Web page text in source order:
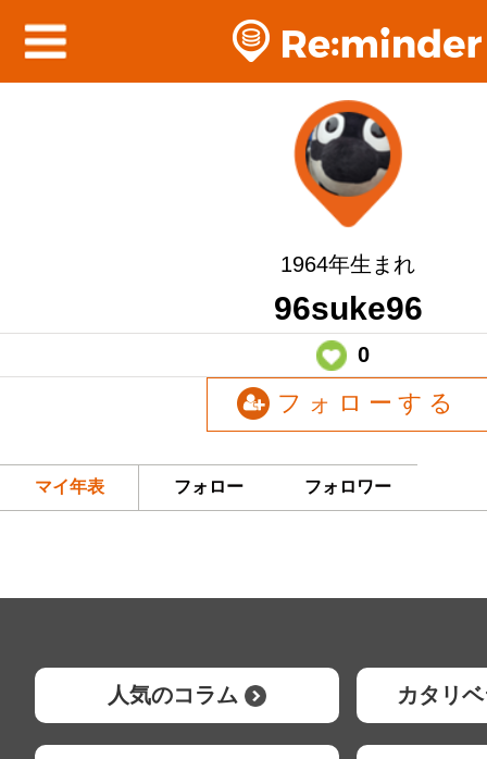
1964年生まれ
96suke96
0
フォローする
マイ年表 フォロー フォロワー
人気のコラム カタリ